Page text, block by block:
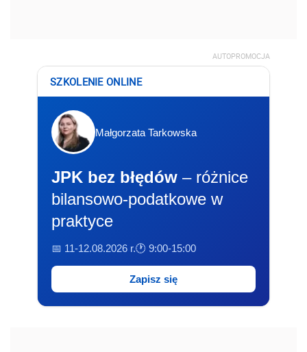
AUTOPROMOCJA
SZKOLENIE ONLINE
Małgorzata Tarkowska
JPK bez błędów – różnice
bilansowo-podatkowe w
praktyce
📅 11-12.08.2026 r.🕐 9:00-15:00
Zapisz się